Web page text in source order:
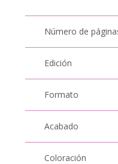
Número de
Edición
Formato
Acabado
Coloración